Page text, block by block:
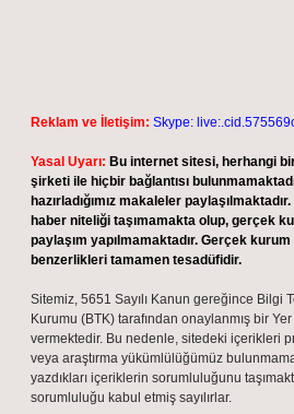
Reklam ve İletişim: Skype:
Yasal Uyarı: Bu internet sitesi, herhangi
şirketi ile hiçbir bağlantısı
hazırladığımız makaleler
haber niteliği taşımamakta olup, gerçek
paylaşım yapılmamaktadır. Gerçek
benzerlikleri tamamen tesadüfidir.
Sitemiz, 5651 Sayılı Kanun gereğince Bilgi
Kurumu (BTK) tarafından onaylanmış bir
vermektedir. Bu nedenle, sitedeki içerikleri
veya araştırma yükümlülüğümüz
yazdıkları içeriklerin sorumluluğunu
sorumluluğu kabul etmiş sayılırlar.